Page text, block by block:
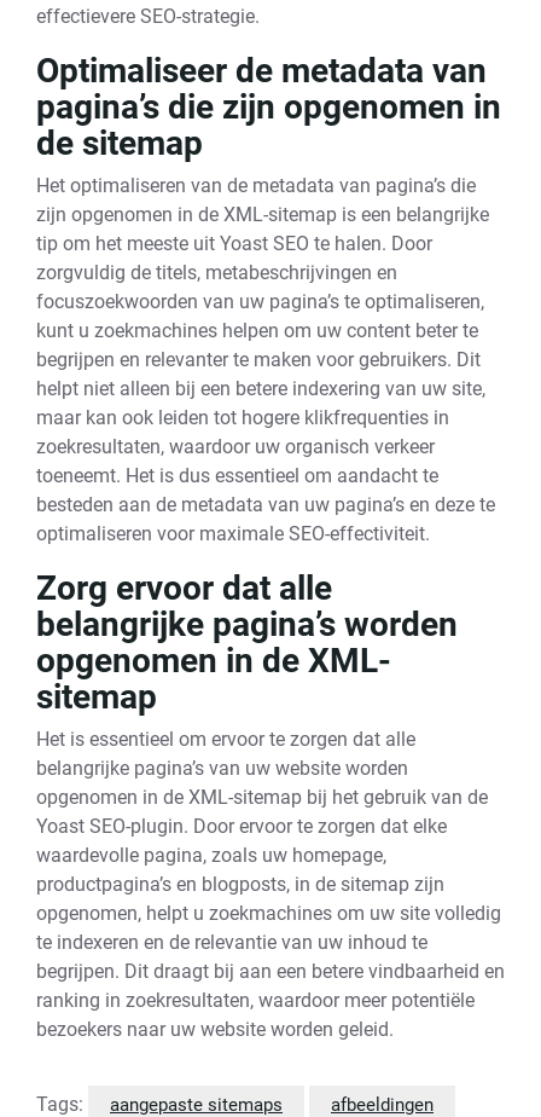
effectievere SEO-strategie.
Optimaliseer de metadata van
pagina’s die zijn opgenomen in
de sitemap
Het optimaliseren van de metadata van pagina’s die
zijn opgenomen in de XML-sitemap is een belangrijke
tip om het meeste uit Yoast SEO te halen. Door
zorgvuldig de titels, metabeschrijvingen en
focuszoekwoorden van uw pagina’s te optimaliseren,
kunt u zoekmachines helpen om uw content beter te
begrijpen en relevanter te maken voor gebruikers. Dit
helpt niet alleen bij een betere indexering van uw site,
maar kan ook leiden tot hogere klikfrequenties in
zoekresultaten, waardoor uw organisch verkeer
toeneemt. Het is dus essentieel om aandacht te
besteden aan de metadata van uw pagina’s en deze te
optimaliseren voor maximale SEO-effectiviteit.
Zorg ervoor dat alle
belangrijke pagina’s worden
opgenomen in de XML-
sitemap
Het is essentieel om ervoor te zorgen dat alle
belangrijke pagina’s van uw website worden
opgenomen in de XML-sitemap bij het gebruik van de
Yoast SEO-plugin. Door ervoor te zorgen dat elke
waardevolle pagina, zoals uw homepage,
productpagina’s en blogposts, in de sitemap zijn
opgenomen, helpt u zoekmachines om uw site volledig
te indexeren en de relevantie van uw inhoud te
begrijpen. Dit draagt bij aan een betere vindbaarheid en
ranking in zoekresultaten, waardoor meer potentiële
bezoekers naar uw website worden geleid.
Tags: aangepaste sitemaps afbeeldingen